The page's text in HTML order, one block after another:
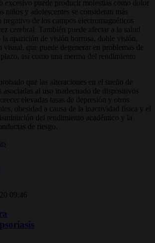
excesivo puede producir molestias como dolor
niños y adolescentes se consideran más
negativo de los campos electromagnéticos
cerebral. También puede afectar a la salud
aparición de visión borrosa, doble visión,
visual, que puede degenerar en problemas de
así como una merma del rendimiento
que las alteraciones en el sueño de
asociadas al uso inadecuado de dispositivos
elevadas tasas de depresión y otros
obesidad a causa de la inactividad física y el
del rendimiento académico y la
de riesgo.
09:46